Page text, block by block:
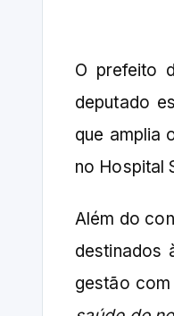
O prefeito
deputado
que amplia
no Hospital
Além do
destinados
gestão